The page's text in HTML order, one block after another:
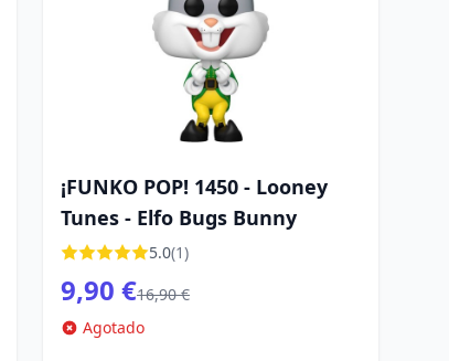
¡FUNKO POP! 1450 - Looney
Tunes - Elfo Bugs Bunny
5.0(1)
9,90 €16,90 €
Agotado